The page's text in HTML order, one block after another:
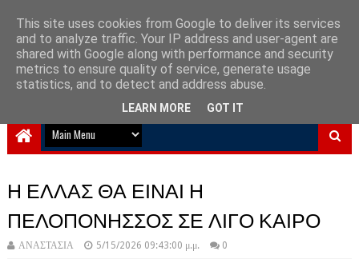
NewPlanet09
Ειδήσεις νέα από την Ελλάδα και τον κόσμο
Η ΕΛΛΑΣ ΘΑ ΕΙΝΑΙ Η
ΠΕΛΟΠΟΝΗΣΣΟΣ ΣΕ ΛΙΓΟ ΚΑΙΡΟ
ΑΝΑΣΤΑΣΙΑ 5/15/2026 09:43:00 μ.μ. 0
This site uses cookies from Google to deliver its services
and to analyze traffic. Your IP address and user-agent are
shared with Google along with performance and security
metrics to ensure quality of service, generate usage
statistics, and to detect and address abuse.
LEARN MORE GOT IT